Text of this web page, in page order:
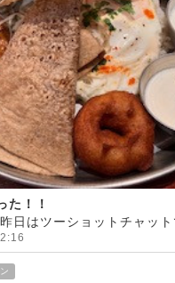
た！！
昨日はツーショットチャットで沢山お話しが